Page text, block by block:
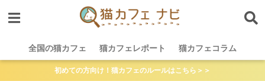
全国の猫カフェ 猫カフェレポート 猫カフェコラム
初めての方向け！猫カフェのルールはこちら＞＞